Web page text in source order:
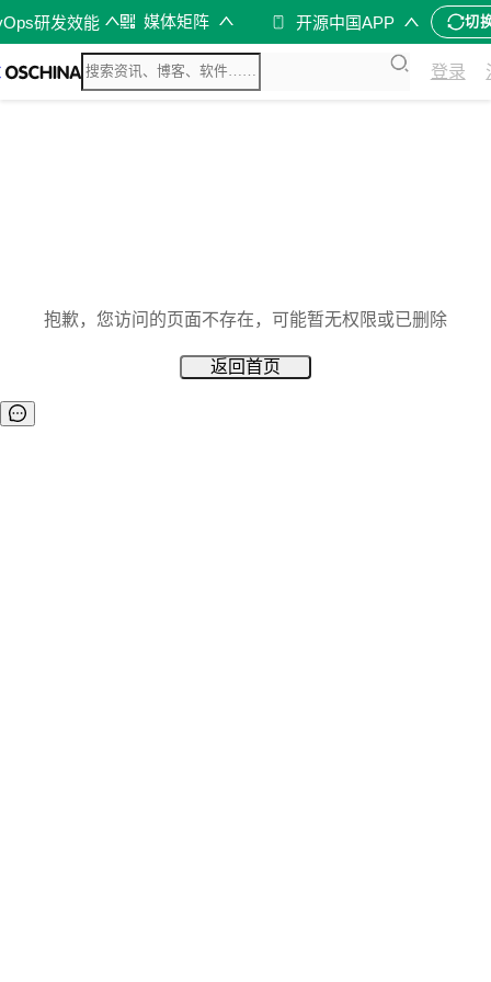
研发效能 媒体矩阵 开源中国APP 切
登录
抱歉，您访问的页面不存在，可能暂无权限或已删除
返回首页